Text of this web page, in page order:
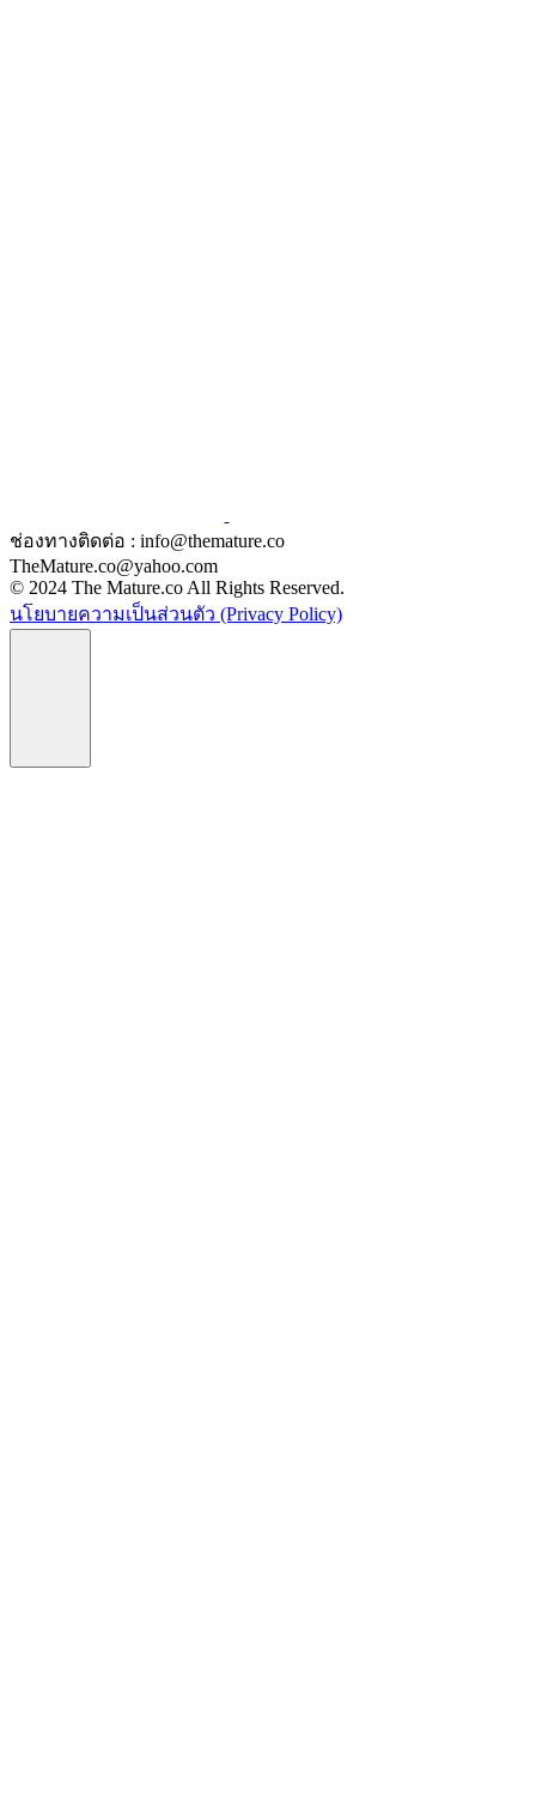
ช่องทางติดต่อ : info@themature.co
TheMature.co@yahoo.com
© 2024 The Mature.co All Rights Reserved.
นโยบายความเป็นส่วนตัว (Privacy Policy)